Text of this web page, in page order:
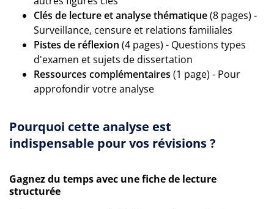
Clés de lecture et analyse thématique(8 pages) -
Surveillance, censure et relations familiales
Pistes de réflexion (4 pages) - Questions types
d'examen et sujets de dissertation
Ressources complémentaires (1 page) - Pour
approfondir votre analyse
Pourquoi cette analyse est
indispensable pour vos révisions ?
Gagnez du temps avec une fiche de lecture
structurée